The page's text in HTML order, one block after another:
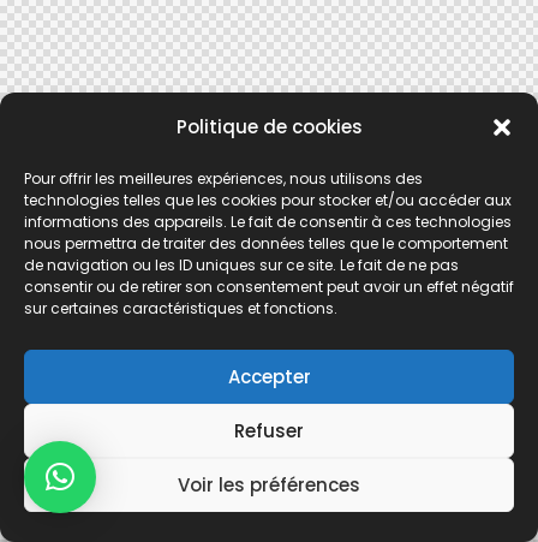
Politique de cookies
Pour offrir les meilleures expériences, nous utilisons des
technologies telles que les cookies pour stocker et/ou accéder aux
informations des appareils. Le fait de consentir à ces technologies
nous permettra de traiter des données telles que le comportement
de navigation ou les ID uniques sur ce site. Le fait de ne pas
consentir ou de retirer son consentement peut avoir un effet négatif
sur certaines caractéristiques et fonctions.
Accepter
Refuser
Voir les préférences